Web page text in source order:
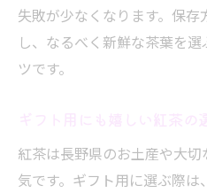
失敗が少なくなります。保
し、なるべく新鮮な茶葉を
ツです。
紅茶は長野県のお土産や大
気です。ギフト用に選ぶ際